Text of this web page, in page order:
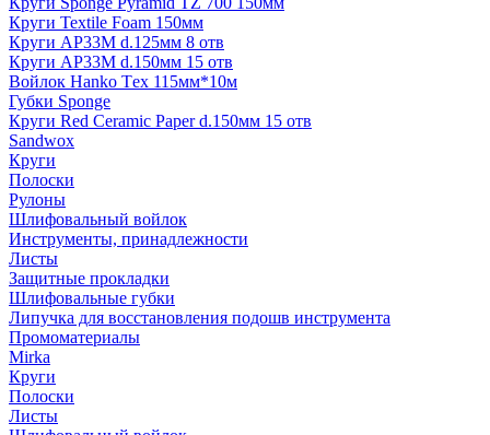
Круги Textile Foam 150мм
Круги AP33M d.125мм 8 отв
Круги AP33M d.150мм 15 отв
Войлок Hanko Tех 115мм*10м
Губки Sponge
Круги Red Ceramic Paper d.150мм 15 отв
Sandwox
Круги
Полоски
Рулоны
Шлифовальный войлок
Инструменты, принадлежности
Листы
Защитные прокладки
Шлифовальные губки
Липучка для восстановления подошв инструмента
Промоматериалы
Mirka
Круги
Полоски
Листы